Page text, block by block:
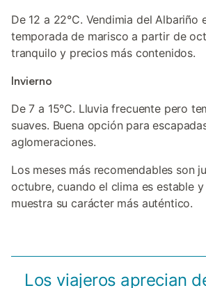
De 12 a 22°C. Vendimia del Albariño
temporada de marisco a partir de
tranquilo y precios más contenidos.
Invierno
De 7 a 15°C. Lluvia frecuente pero
suaves. Buena opción para
aglomeraciones.
Los meses más recomendables son
octubre, cuando el clima es estable
muestra su carácter más auténtico.
Los viajeros aprecian